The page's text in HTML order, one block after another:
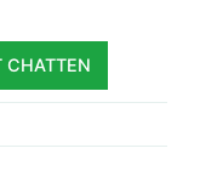
CHATTEN